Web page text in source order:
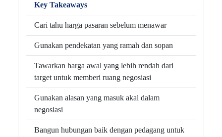
Key Takeaways
Cari tahu harga pasaran sebelum menawar
Gunakan pendekatan yang ramah dan sopan
Tawarkan harga awal yang lebih rendah dari
target untuk memberi ruang negosiasi
Gunakan alasan yang masuk akal dalam
negosiasi
Bangun hubungan baik dengan pedagang untuk